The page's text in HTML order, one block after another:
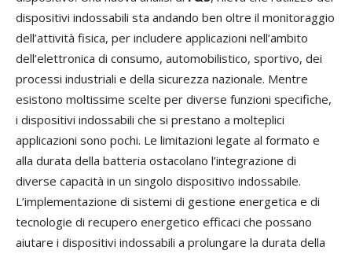
dispositivi indossabili sta andando ben oltre il monitoraggio
dell’attività fisica, per includere applicazioni nell’ambito
dell’elettronica di consumo, automobilistico, sportivo, dei
processi industriali e della sicurezza nazionale. Mentre
esistono moltissime scelte per diverse funzioni specifiche,
i dispositivi indossabili che si prestano a molteplici
applicazioni sono pochi. Le limitazioni legate al formato e
alla durata della batteria ostacolano l’integrazione di
diverse capacità in un singolo dispositivo indossabile.
L’implementazione di sistemi di gestione energetica e di
tecnologie di recupero energetico efficaci che possano
aiutare i dispositivi indossabili a prolungare la durata della